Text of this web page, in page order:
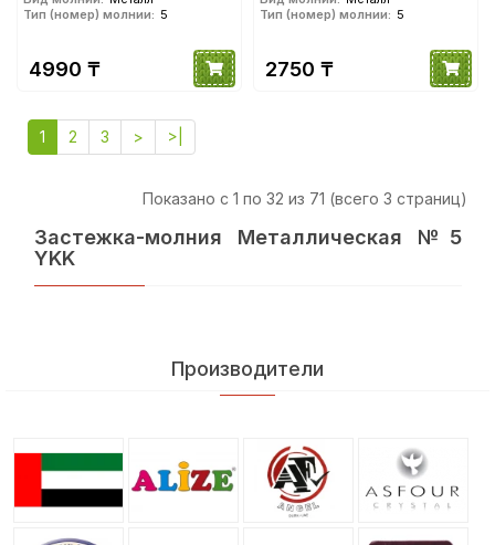
Тип (номер) молнии: 5
4990 ₸
Тип (номер) молнии: 5
2750 ₸
1 2 3 > >|
Показано с 1 по 32 из 71 (всего 3 страниц)
Застежка-молния Металлическая №5
YKK
Производители